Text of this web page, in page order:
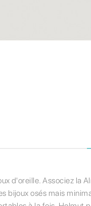
d'oreille. Associez la
bijoux osés mais